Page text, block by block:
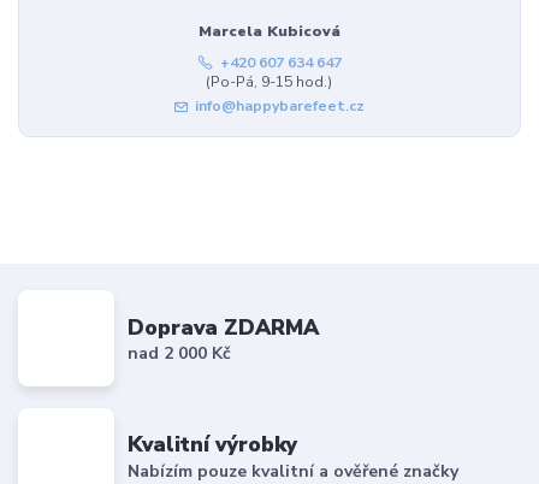
Marcela Kubicová
+420 607 634 647
(Po-Pá, 9-15 hod.)
info@happybarefeet.cz
Doprava ZDARMA
nad 2 000 Kč
Kvalitní výrobky
Nabízím pouze kvalitní a ověřené značky